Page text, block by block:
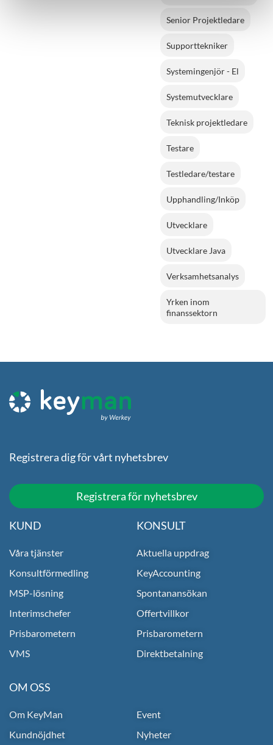
Senior Projektledare
Supporttekniker
Systemingenjör - El
Systemutvecklare
Teknisk projektledare
Testare
Testledare/testare
Upphandling/Inköp
Utvecklare
Utvecklare Java
Verksamhetsanalys
Yrken inom
finanssektorn
Registrera dig för vårt nyhetsbrev
Registrera för nyhetsbrev
KUND
Våra tjänster
Konsultförmedling
MSP-lösning
Interimschefer
Prisbarometern
VMS
KONSULT
Aktuella uppdrag
KeyAccounting
Spontanansökan
Offertvillkor
Prisbarometern
Direktbetalning
OM OSS
Om KeyMan
Kundnöjdhet
Event
Nyheter